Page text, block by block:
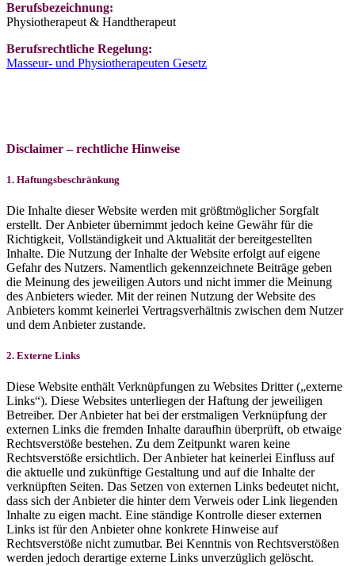
Berufsbezeichnung:
Physiotherapeut & Handtherapeut
Berufsrechtliche Regelung:
Masseur- und Physiotherapeuten Gesetz
Disclaimer – rechtliche Hinweise
1. Haftungsbeschränkung
Die Inhalte dieser Website werden mit größtmöglicher Sorgfalt
erstellt. Der Anbieter übernimmt jedoch keine Gewähr für die
Richtigkeit, Vollständigkeit und Aktualität der bereitgestellten
Inhalte. Die Nutzung der Inhalte der Website erfolgt auf eigene
Gefahr des Nutzers. Namentlich gekennzeichnete Beiträge geben
die Meinung des jeweiligen Autors und nicht immer die Meinung
des Anbieters wieder. Mit der reinen Nutzung der Website des
Anbieters kommt keinerlei Vertragsverhältnis zwischen dem Nutzer
und dem Anbieter zustande.
2. Externe Links
Diese Website enthält Verknüpfungen zu Websites Dritter („externe
Links“). Diese Websites unterliegen der Haftung der jeweiligen
Betreiber. Der Anbieter hat bei der erstmaligen Verknüpfung der
externen Links die fremden Inhalte daraufhin überprüft, ob etwaige
Rechtsverstöße bestehen. Zu dem Zeitpunkt waren keine
Rechtsverstöße ersichtlich. Der Anbieter hat keinerlei Einfluss auf
die aktuelle und zukünftige Gestaltung und auf die Inhalte der
verknüpften Seiten. Das Setzen von externen Links bedeutet nicht,
dass sich der Anbieter die hinter dem Verweis oder Link liegenden
Inhalte zu eigen macht. Eine ständige Kontrolle dieser externen
Links ist für den Anbieter ohne konkrete Hinweise auf
Rechtsverstöße nicht zumutbar. Bei Kenntnis von Rechtsverstößen
werden jedoch derartige externe Links unverzüglich gelöscht.